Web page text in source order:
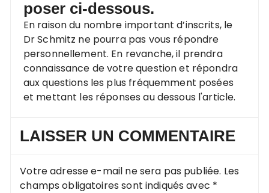
poser ci-dessous.
En raison du nombre important d’inscrits, le
Dr Schmitz ne pourra pas vous répondre
personnellement. En revanche, il prendra
connaissance de votre question et répondra
aux questions les plus fréquemment posées
et mettant les réponses au dessous l'article.
LAISSER UN COMMENTAIRE
Votre adresse e-mail ne sera pas publiée. Les
champs obligatoires sont indiqués avec *